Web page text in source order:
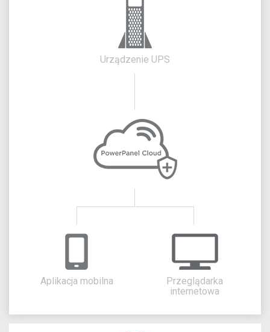
Urządzenie UPS
Aplikacja mobilna
Przeglądarka
internetowa